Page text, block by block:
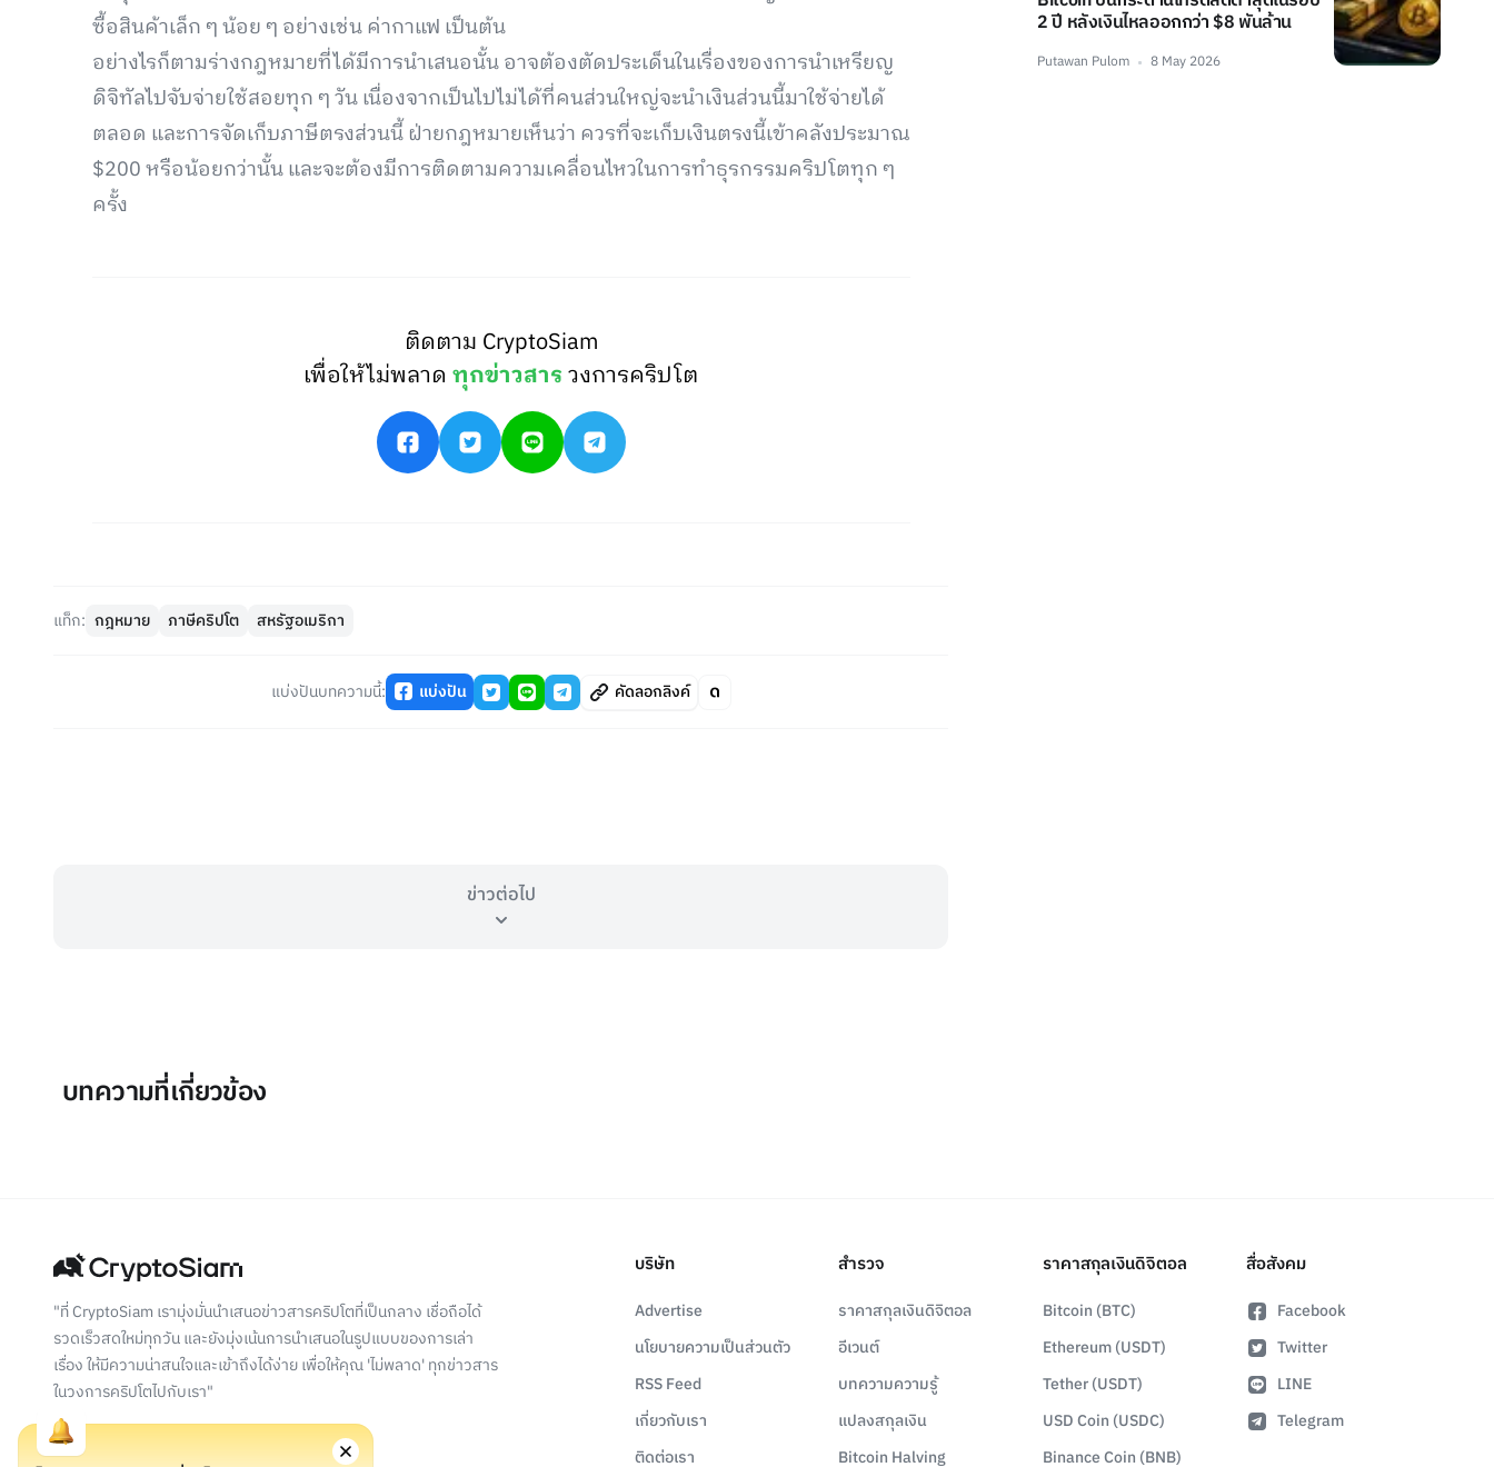
ซื้อสินค้าเล็ก ๆ น้อย ๆ อย่างเช่น ค่ากาแฟ เป็นต้น
อย่างไรก็ตามร่างกฎหมายที่ได้มีการนำเสนอนั้น อาจต้องตัดประเด็นในเรื่องของการนำเหรียญ
ดิจิทัลไปจับจ่ายใช้สอยทุก ๆ วัน เนื่องจากเป็นไปไม่ได้ที่คนส่วนใหญ่จะนำเงินส่วนนี้มาใช้จ่ายได้
ตลอด และการจัดเก็บภาษีตรงส่วนนี้ ฝ่ายกฎหมายเห็นว่า ควรที่จะเก็บเงินตรงนี้เข้าคลังประมาณ
$200 หรือน้อยกว่านั้น และจะต้องมีการติดตามความเคลื่อนไหวในการทำธุรกรรมคริปโตทุก ๆ
ครั้ง
ติดตาม CryptoSiam
เพื่อให้ไม่พลาดทุกข่าวสารวงการคริปโต
แท็ก: กฎหมาย ภาษีคริปโต สหรัฐอเมริกา
แบ่งปันบทความนี้: แบ่งปัน คัดลอกลิงค์
ข่าวต่อไป
2 ปี หลังเงินไหลออกกว่า $8 พันล้าน
Putawan Pulom 8 May 2026
บทความที่เกี่ยวข้อง
"ที่ CryptoSiam เรามุ่งมั่นนำเสนอข่าวสารคริปโตที่เป็นกลาง เชื่อถือได้
รวดเร็วสดใหม่ทุกวัน และยังมุ่งเน้นการนำเสนอในรูปแบบของการเล่า
เรื่อง ให้มีความน่าสนใจและเข้าถึงได้ง่าย เพื่อให้คุณ 'ไม่พลาด' ทุกข่าวสาร
ในวงการคริปโตไปกับเรา"
บริษัท
Advertise
นโยบายความเป็นส่วนตัว
RSS Feed
เกี่ยวกับเรา
ติดต่อเรา
สำรวจ
ราคาสกุลเงินดิจิตอล
อีเวนต์
บทความความรู้
แปลงสกุลเงิน
Bitcoin Halving
ราคาสกุลเงินดิจิตอล
Bitcoin (BTC)
Ethereum (USDT)
Tether (USDT)
USD Coin (USDC)
Binance Coin (BNB)
สื่อสังคม
Facebook
Twitter
LINE
Telegram